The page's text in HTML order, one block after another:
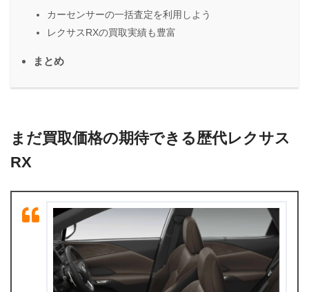
カーセンサーの一括査定を利用しよう
レクサスRXの買取実績も豊富
まとめ
まだ買取価格の期待できる歴代レクサス
RX